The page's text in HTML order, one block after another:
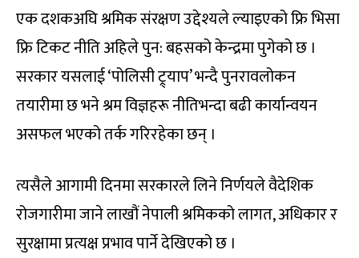
एक दशकअघि श्रमिक संरक्षण उद्देश्यले ल्याइएको फ्रि भिसा
फ्रि टिकट नीति अहिले पुन: बहसको केन्द्रमा पुगेको छ ।
सरकार यसलाई ‘पोलिसी ट्र्याप’ भन्दै पुनरावलोकन
तयारीमा छ भने श्रम विज्ञहरू नीतिभन्दा बढी कार्यान्वयन
असफल भएको तर्क गरिरहेका छन् ।
त्यसैले आगामी दिनमा सरकारले लिने निर्णयले वैदेशिक
रोजगारीमा जाने लाखौं नेपाली श्रमिकको लागत, अधिकार र
सुरक्षामा प्रत्यक्ष प्रभाव पार्ने देखिएको छ ।